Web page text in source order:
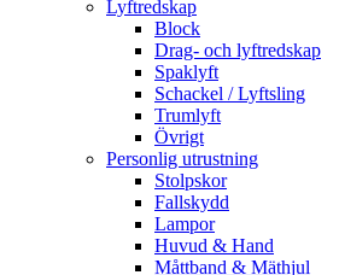
Lyftredskap
Block
Drag- och lyftredskap
Spaklyft
Schackel / Lyftsling
Trumlyft
Övrigt
Personlig utrustning
Stolpskor
Fallskydd
Lampor
Huvud & Hand
Måttband & Mäthjul